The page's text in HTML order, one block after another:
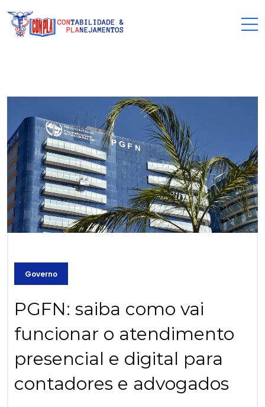
Governo
PGFN: saiba como vai
funcionar o atendimento
presencial e digital para
contadores e advogados